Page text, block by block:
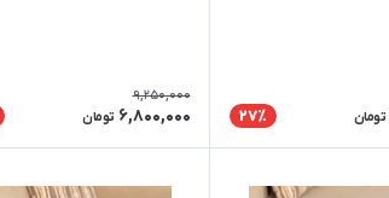
تومان 27٪
9,250,000
6,800,000 تومان